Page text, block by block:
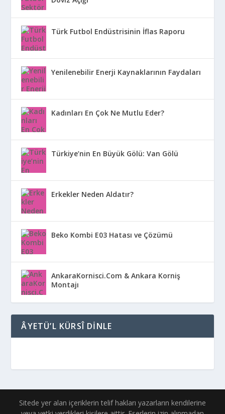
Türk Futbol Endüstrisinin İflas Raporu
Yenilenebilir Enerji Kaynaklarının Faydaları
Kadınları En Çok Ne Mutlu Eder?
Türkiye’nin En Büyük Gölü: Van Gölü
Erkekler Neden Aldatır?
Beko Kombi E03 Hatası ve Çözümü
AnkaraKornisci.Com & Ankara Korniş
Montajı
ÂYETÜ’L KÜRSÎ DINLE
Sitede yer alan içeriklerin telif hakları yazarların kendilerine